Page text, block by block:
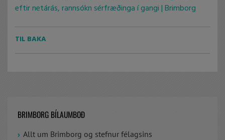
eftir netárás, rannsókn sérfræðinga í gangi | Brimborg
TIL BAKA
BRIMBORG BÍLAUMBOÐ
Allt um Brimborg og stefnur félagsins